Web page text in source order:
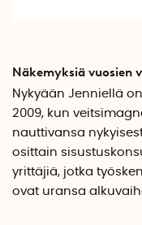
Näkemyksiä vuosien
Nykyään Jenniellä
2009, kun
nauttivansa
osittain
yrittäjiä, jotka
ovat uransa